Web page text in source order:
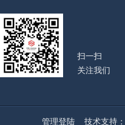
扫一扫
关注我们
管理登陆 技术支持：